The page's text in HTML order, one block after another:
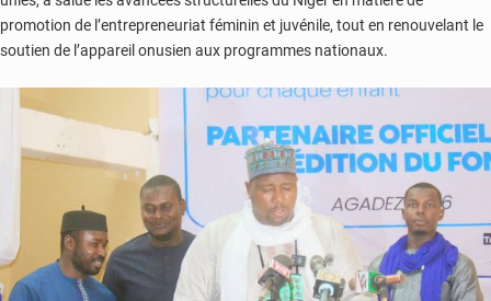
promotion de l’entrepreneuriat féminin et juvénile, tout en renouvelant le
soutien de l’appareil onusien aux programmes nationaux.